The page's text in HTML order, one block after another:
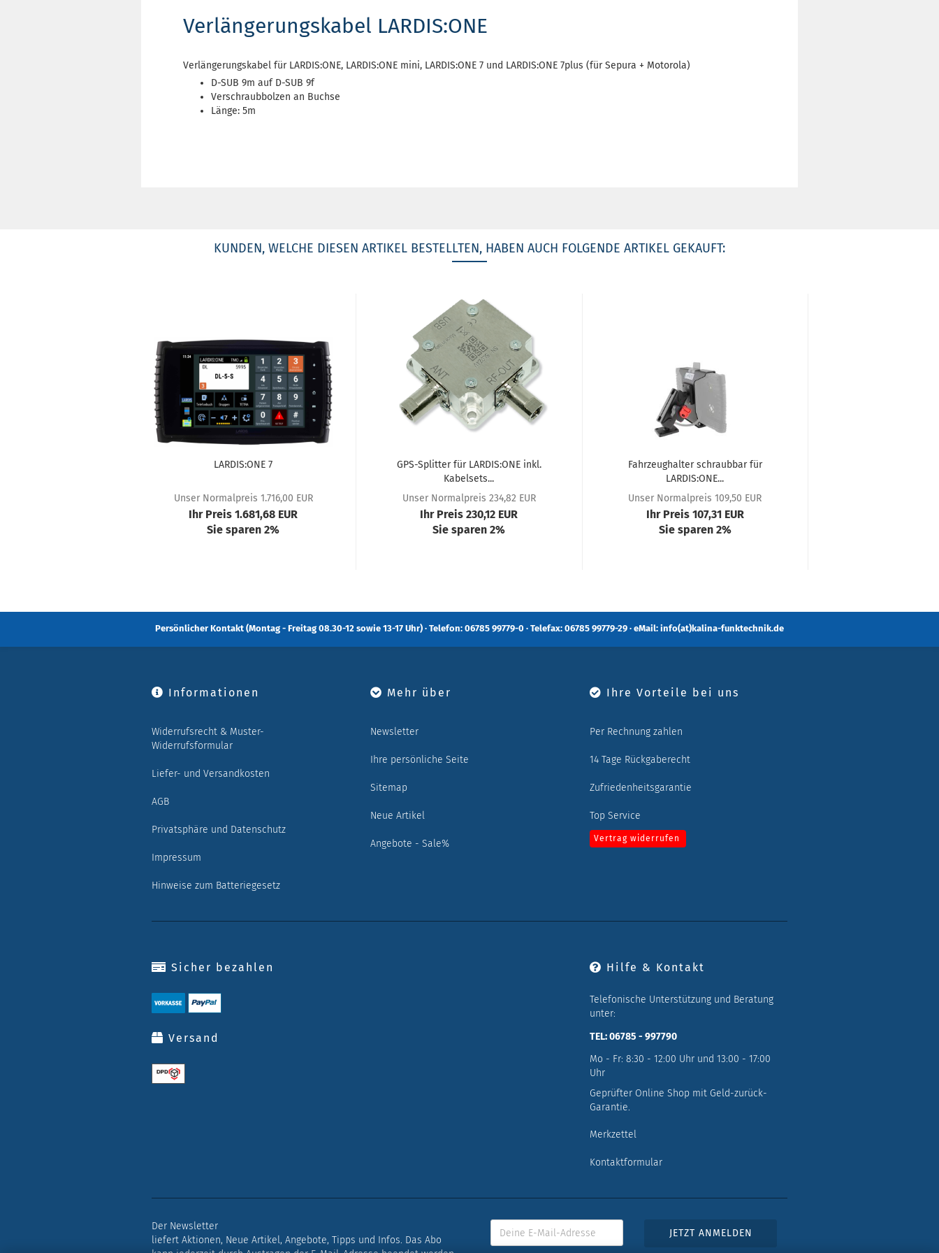
Verlängerungskabel LARDIS:ONE
Verlängerungskabel für LARDIS:ONE, LARDIS:ONE mini, LARDIS:ONE 7 und LARDIS:ONE 7plus (für Sepura + Motorola)
D-SUB 9m auf D-SUB 9f
Verschraubbolzen an Buchse
Länge: 5m
KUNDEN, WELCHE DIESEN ARTIKEL BESTELLTEN, HABEN AUCH FOLGENDE ARTIKEL GEKAUFT:
LARDIS:ONE 7
Unser Normalpreis 1.716,00 EUR
Ihr Preis 1.681,68 EUR
Sie sparen 2%
GPS-Splitter für LARDIS:ONE inkl.
Kabelsets...
Unser Normalpreis 234,82 EUR
Ihr Preis 230,12 EUR
Sie sparen 2%
Fahrzeughalter schraubbar für
LARDIS:ONE...
Unser Normalpreis 109,50 EUR
Ihr Preis 107,31 EUR
Sie sparen 2%
Persönlicher Kontakt (Montag - Freitag 08.30-12 sowie 13-17 Uhr) · Telefon: 06785 99779-0 · Telefax: 06785 99779-29 · eMail: info(at)kalina-funktechnik.de
Informationen
Widerrufsrecht & Muster-
Widerrufsformular
Liefer- und Versandkosten
AGB
Privatsphäre und Datenschutz
Impressum
Hinweise zum Batteriegesetz
Mehr über
Newsletter
Ihre persönliche Seite
Sitemap
Neue Artikel
Angebote - Sale%
Ihre Vorteile bei uns
Per Rechnung zahlen
14 Tage Rückgaberecht
Zufriedenheitsgarantie
Top Service
Vertrag widerrufen
Sicher bezahlen
Versand
Hilfe & Kontakt
Telefonische Unterstützung und Beratung
unter:
TEL: 06785 - 997790
Mo - Fr: 8:30 - 12:00 Uhr und 13:00 - 17:00
Uhr
Geprüfter Online Shop mit Geld-zurück-
Garantie.
Merkzettel
Kontaktformular
Der Newsletter
liefert Aktionen, Neue Artikel, Angebote, Tipps und Infos. Das Abo